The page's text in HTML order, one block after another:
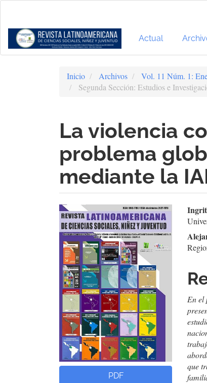
Contenido
principal
Barra
Actual
Inicio Archivos
Vol. 11 Núm. 1:
Segunda Sección: Estudios e
La violencia
problema
mediante la
Barra
lateral
del
artículo
PDF
En el
que